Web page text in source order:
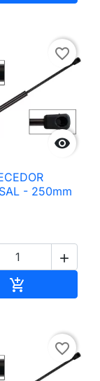

favorite_border
- 250mm


favorite_border